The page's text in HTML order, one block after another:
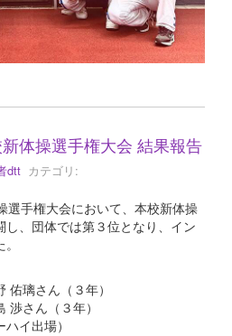
体操選手権大会 結果報告
dtt カテゴリ:
選手権大会において、本校新体操
、団体では第３位となり、イン
璃さん（３年）
さん（３年）
イ出場）